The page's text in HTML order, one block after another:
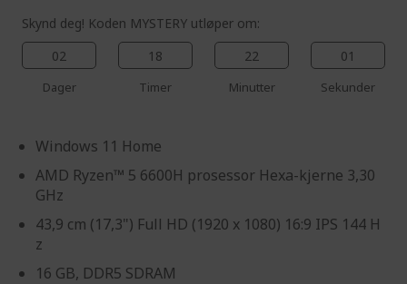
Skynd deg! Koden MYSTERY utløper om:
02
Dager
18
Timer
22
Minutter
00
Sekunder
Windows 11 Home
AMD Ryzen™ 5 6600H prosessor Hexa-kjerne 3,30
GHz
43,9 cm (17,3") Full HD (1920 x 1080) 16:9 IPS 144 H
z
16 GB, DDR5 SDRAM